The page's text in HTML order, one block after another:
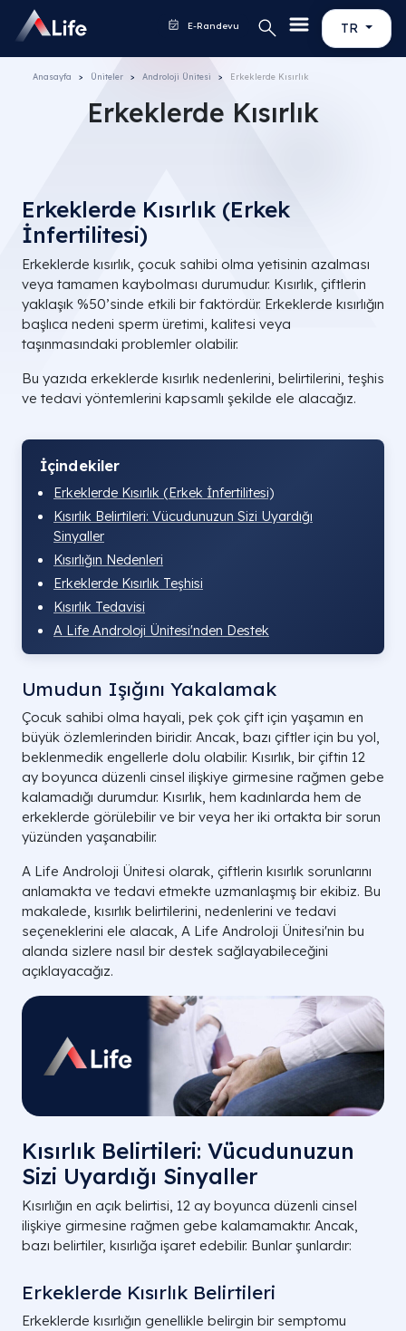
TR
E-Randevu
Anasayfa Üniteler Androloji Ünitesi Erkeklerde Kısırlık
Erkeklerde Kısırlık
Erkeklerde Kısırlık (Erkek
İnfertilitesi)
Erkeklerde kısırlık, çocuk sahibi olma yetisinin azalması
veya tamamen kaybolması durumudur. Kısırlık, çiftlerin
yaklaşık %50’sinde etkili bir faktördür. Erkeklerde kısırlığın
başlıca nedeni sperm üretimi, kalitesi veya
taşınmasındaki problemler olabilir.
Bu yazıda erkeklerde kısırlık nedenlerini, belirtilerini, teşhis
ve tedavi yöntemlerini kapsamlı şekilde ele alacağız.
İçindekiler
Erkeklerde Kısırlık (Erkek İnfertilitesi)
Kısırlık Belirtileri: Vücudunuzun Sizi Uyardığı
Sinyaller
Kısırlığın Nedenleri
Erkeklerde Kısırlık Teşhisi
Kısırlık Tedavisi
A Life Androloji Ünitesi'nden Destek
Umudun Işığını Yakalamak
Çocuk sahibi olma hayali, pek çok çift için yaşamın en
büyük özlemlerinden biridir. Ancak, bazı çiftler için bu yol,
beklenmedik engellerle dolu olabilir. Kısırlık, bir çiftin 12
ay boyunca düzenli cinsel ilişkiye girmesine rağmen gebe
kalamadığı durumdur. Kısırlık, hem kadınlarda hem de
erkeklerde görülebilir ve bir veya her iki ortakta bir sorun
yüzünden yaşanabilir.
A Life Androloji Ünitesi olarak, çiftlerin kısırlık sorunlarını
anlamakta ve tedavi etmekte uzmanlaşmış bir ekibiz. Bu
makalede, kısırlık belirtilerini, nedenlerini ve tedavi
seçeneklerini ele alacak, A Life Androloji Ünitesi'nin bu
alanda sizlere nasıl bir destek sağlayabileceğini
açıklayacağız.
Kısırlık Belirtileri: Vücudunuzun
Sizi Uyardığı Sinyaller
Kısırlığın en açık belirtisi, 12 ay boyunca düzenli cinsel
ilişkiye girmesine rağmen gebe kalamamaktır. Ancak,
bazı belirtiler, kısırlığa işaret edebilir. Bunlar şunlardır:
Erkeklerde Kısırlık Belirtileri
Erkeklerde kısırlığın genellikle belirgin bir semptomu